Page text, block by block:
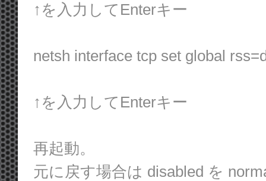
↑を入力してEnterキー
netsh interface tcp set global
↑を入力してEnterキー
再起動。
元に戻す場合は disabled を